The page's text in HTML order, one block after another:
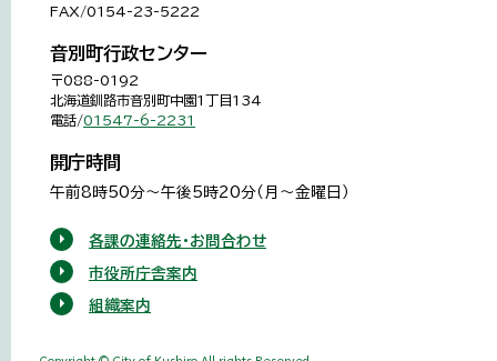
FAX/0154-23-5222
音別町行政センター
〒088-0192
北海道釧路市音別町中園1丁目134
電話/01547-6-2231
開庁時間
午前8時50分～午後5時20分（月～金曜日）
各課の連絡先・お問合わせ
市役所庁舎案内
組織案内